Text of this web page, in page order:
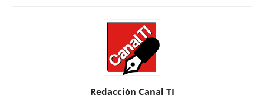
Redacción Canal TI